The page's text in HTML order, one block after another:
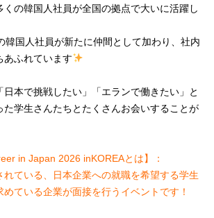
くの韓国人社員が全国の拠点で大いに活躍し
韓国人社員が新たに仲間として加わり、社内
あふれています
日本で挑戦したい」「エランで働きたい」と
た学生さんたちとたくさんお会いすることが
in Japan 2026 inKOREAとは】：
れている、日本企業への就職を希望する学生
めている企業が面接を行うイベントです！